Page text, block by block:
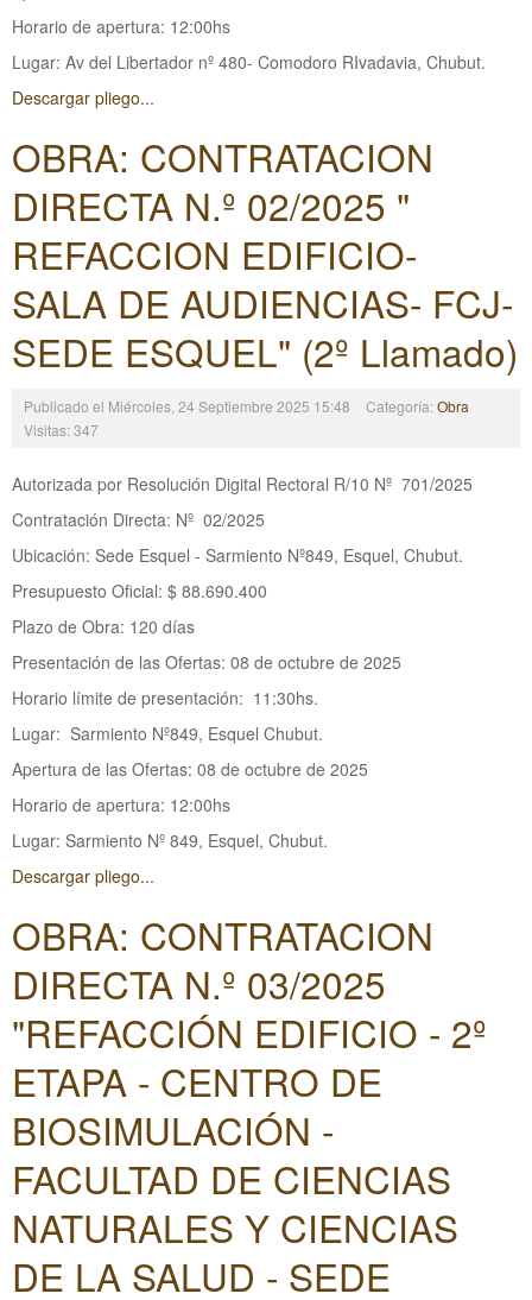
Horario de apertura: 12:00hs
Lugar: Av del Libertador nº 480- Comodoro RIvadavia, Chubut.
Descargar pliego...
OBRA: CONTRATACION
DIRECTA N.º 02/2025 "
REFACCION EDIFICIO-
SALA DE AUDIENCIAS- FCJ-
SEDE ESQUEL" (2º Llamado)
Publicado el Miércoles, 24 Septiembre 2025 15:48 Categoría:Obra
Visitas: 347
Autorizada por Resolución Digital Rectoral R/10 Nº 701/2025
Contratación Directa: Nº 02/2025
Ubicación: Sede Esquel - Sarmiento Nº849, Esquel, Chubut.
Presupuesto Oficial: $ 88.690.400
Plazo de Obra: 120 días
Presentación de las Ofertas: 08 de octubre de 2025
Horario límite de presentación: 11:30hs.
Lugar: Sarmiento Nº849, Esquel Chubut.
Apertura de las Ofertas: 08 de octubre de 2025
Horario de apertura: 12:00hs
Lugar: Sarmiento Nº 849, Esquel, Chubut.
Descargar pliego...
OBRA: CONTRATACION
DIRECTA N.º 03/2025
"REFACCIÓN EDIFICIO - 2º
ETAPA - CENTRO DE
BIOSIMULACIÓN -
FACULTAD DE CIENCIAS
NATURALES Y CIENCIAS
DE LA SALUD - SEDE